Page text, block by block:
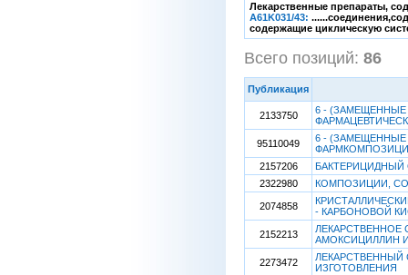
Лекарственные препараты,
A61K031/43:
содержащие циклическую
Всего позиций: 86
Публикация
2133750
6 -
95110049
6 -
2157206
БАКТЕРИЦИДНЫЙ
2322980
КОМПОЗИЦИИ,
2074858
- КАРБОНОВОЙ
2152213
АМОКСИЦИЛЛИН
2273472
ИЗГОТОВЛЕНИЯ